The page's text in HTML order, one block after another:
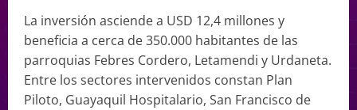
La inversión asciende a USD 12,4 millones y
beneficia a cerca de 350.000 habitantes de las
parroquias Febres Cordero, Letamendi y Urdaneta.
Entre los sectores intervenidos constan Plan
Piloto, Guayaquil Hospitalario, San Francisco de